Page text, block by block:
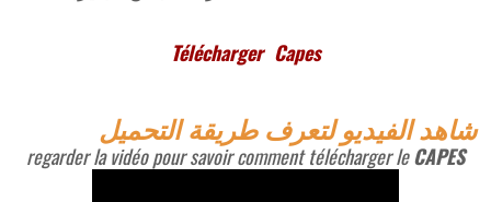
Télécharger Capes
شاهد الفيديو لتعرف طريقة التحميل
regarder la vidéo pour savoir comment télécharger leCAPES